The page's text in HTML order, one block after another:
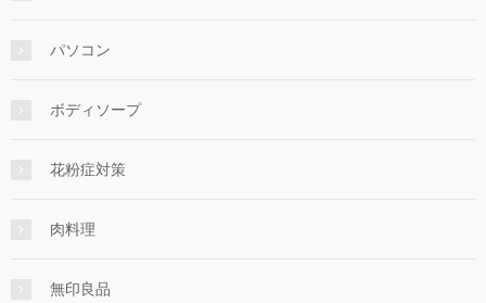
パソコン
ボディソープ
花粉症対策
肉料理
無印良品